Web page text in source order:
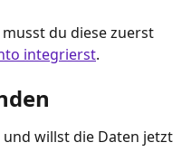
du diese zuerst
integrierst.
willst die Daten jetzt